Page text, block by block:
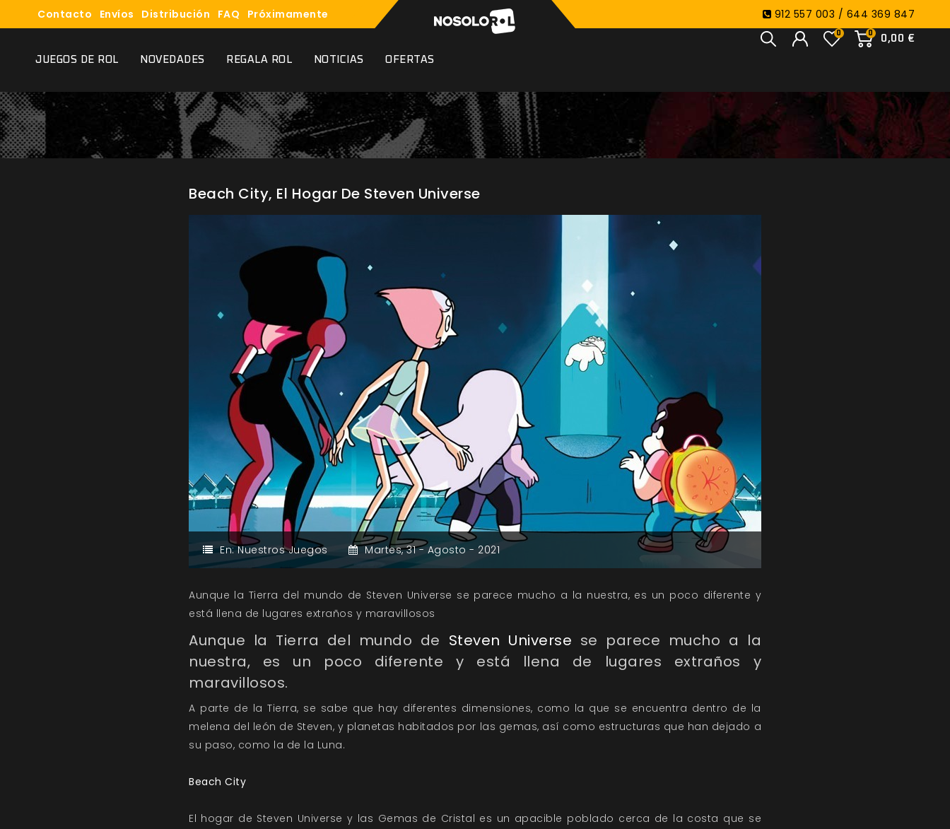
Contacto Envíos Distribución FAQ Próximamente 912 557 003 / 644 369 847
0
0,00 €
0
JUEGOS DE ROL NOVEDADES REGALA ROL NOTICIAS OFERTAS
Beach City, El Hogar De Steven Universe
En:Nuestros Juegos Martes,31 -Agosto - 2021
Aunque la Tierra del mundo de Steven Universe se parece mucho a la nuestra, es un poco diferente y
está llena de lugares extraños y maravillosos
Aunque la Tierra del mundo de Steven Universe se parece mucho a la
nuestra, es un poco diferente y está llena de lugares extraños y
maravillosos.
A parte de la Tierra, se sabe que hay diferentes dimensiones, como la que se encuentra dentro de la
melena del león de Steven, y planetas habitados por las gemas, así como estructuras que han dejado a
su paso, como la de la Luna.
Beach City
El hogar de Steven Universe y las Gemas de Cristal es un apacible poblado cerca de la costa que se